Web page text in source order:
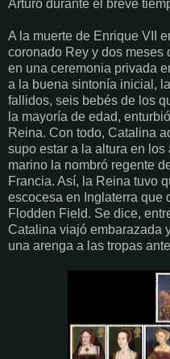
Arturo durante el breve
A la muerte de Enrique VII
coronado Rey y dos meses
en una ceremonia privada
a la buena sintonía inicial,
fallidos, seis bebés de los
la mayoría de edad,
Reina. Con todo, Catalina
supo estar a la altura en
marino la nombró regente
Francia. Así, la Reina tuvo
escocesa en Inglaterra que
Flodden Field. Se dice,
Catalina viajó embarazada
una arenga a las tropas